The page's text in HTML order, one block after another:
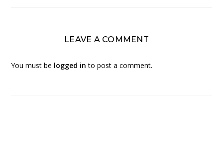
LEAVE A COMMENT
You must be logged in to post a comment.